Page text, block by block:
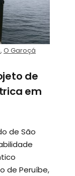
, O Garoçá
de
em
de São
de Peruíbe,